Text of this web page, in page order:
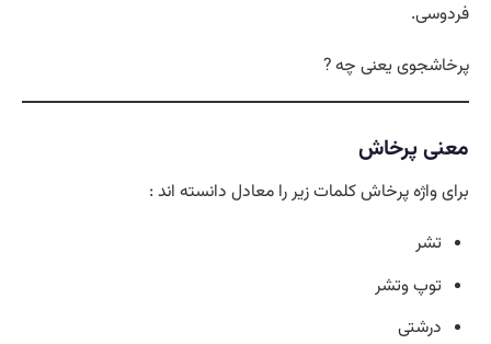
فردوسی.
پرخاشجوی یعنی چه ?
معنی پرخاش
برای واژه پرخاش کلمات زیر را معادل دانسته اند :
تشر
توپ وتشر
درشتی